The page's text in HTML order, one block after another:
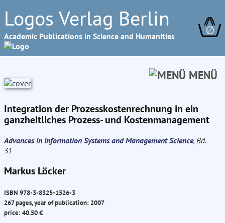
Logos Verlag Berlin
Academic Publications in Science and Humanities ∅
MENÜ
Integration der Prozesskostenrechnung in ein
ganzheitliches Prozess- und Kostenmanagement
Advances in Information Systems and Management Science, Bd.
31
Markus Löcker
ISBN 978-3-8325-1526-3
267 pages, year of publication: 2007
price: 40.50 €